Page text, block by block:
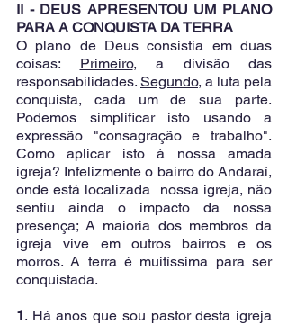
II - DEUS APRESENTOU UM PLANO
PARA A CONQUISTA DA TERRA
O plano de Deus consistia em duas
coisas: Primeiro, a divisão das
responsabilidades. Segundo, a luta pela
conquista, cada um de sua parte.
Podemos simplificar isto usando a
expressão "consagração e trabalho".
Como aplicar isto à nossa amada
igreja? Infelizmente o bairro do Andaraí,
onde está localizada  nossa igreja, não
sentiu ainda o impacto da nossa
presença; A maioria dos membros da
igreja vive em outros bairros e os
morros. A terra é muitíssima para ser
conquistada.
1. Há anos que sou pastor desta igreja